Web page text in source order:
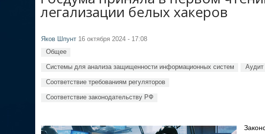
легализации белых хакеров
Яков Шпунт 16 октября 2024 - 17:08
Общее
Системы для анализа защищенности информационных систем Аудит
Соответствие требованиям регуляторов
Соответствие законодательству РФ